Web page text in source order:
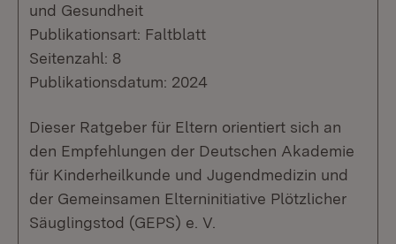
und Gesundheit
Publikationsart: Faltblatt
Seitenzahl: 8
Publikationsdatum: 2024
Dieser Ratgeber für Eltern orientiert sich an
den Empfehlungen der Deutschen Akademie
für Kinderheilkunde und Jugendmedizin und
der Gemeinsamen Elterninitiative Plötzlicher
Säuglingstod (GEPS) e. V.